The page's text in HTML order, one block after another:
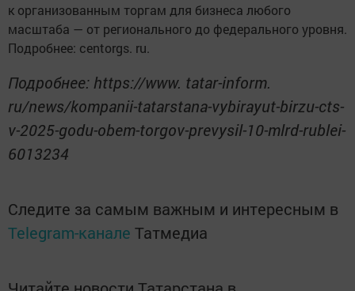
к организованным торгам для бизнеса любого
масштаба — от регионального до федерального уровня.
Подробнее: centorgs. ru.
Подробнее: https://www. tatar-inform.
ru/news/kompanii-tatarstana-vybirayut-birzu-cts-
v-2025-godu-obem-torgov-prevysil-10-mlrd-rublei-
6013234
Следите за самым важным и интересным в
Telegram-канале Татмедиа